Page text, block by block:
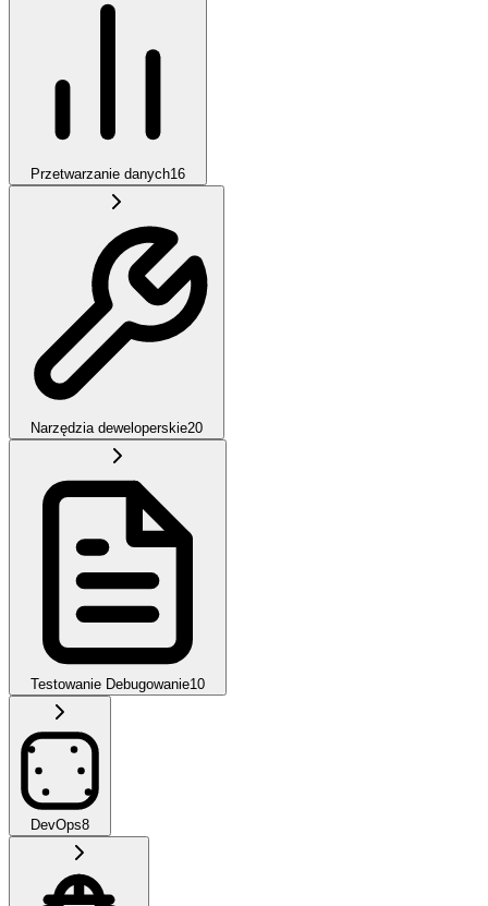
Przetwarzanie danych16
Narzędzia deweloperskie20
Testowanie Debugowanie10
DevOps8